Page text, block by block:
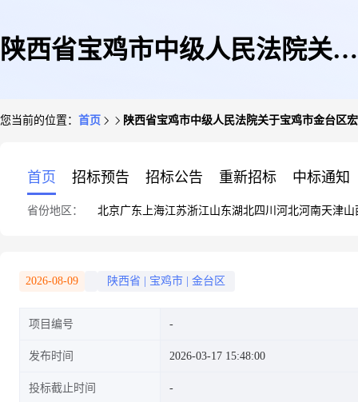
陕西省宝鸡市中级人民法院关于
(二次)
您当前的位置： 首页 陕西省宝鸡市中级人民法院关于宝鸡市金台区
首页 招标预告 招标公告 重新招标 中标通知
省份地区： 北京广东 上海江苏浙江山东湖北四川 河北河南天津山
2026-08-09 陕西省 宝鸡市 金台区
项目编号
发布时间 2026-03-17 15:48:00
投标截止时间